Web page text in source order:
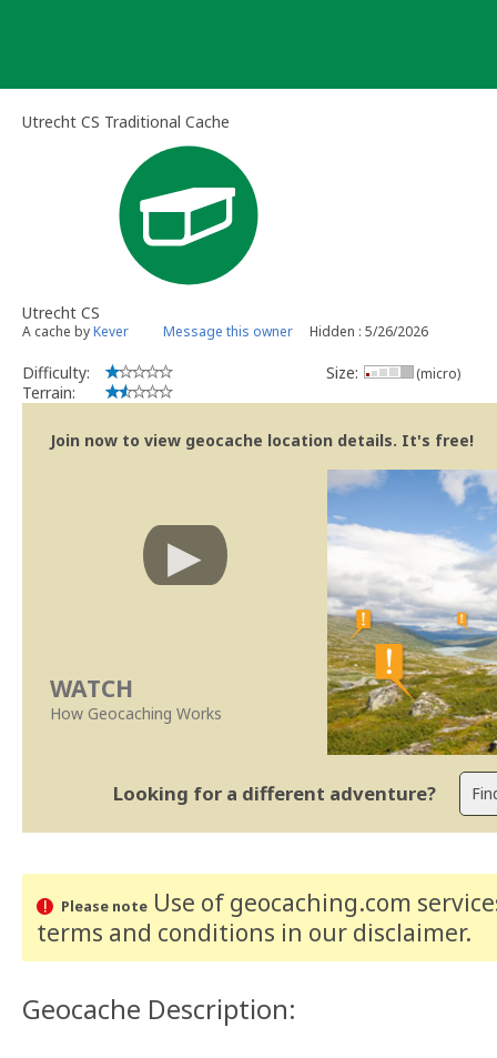
Utrecht CS Traditional Cache
Utrecht CS
A cache byKever Message this owner Hidden : 5/26/2026
Difficulty:
Terrain:
Size: (micro)
Join now to view geocache location details. It's free!
WATCH
How Geocaching Works
Looking for a different adventure?
Please noteUse of geocaching.com
terms and conditions in our disclaimer.
Geocache Description: